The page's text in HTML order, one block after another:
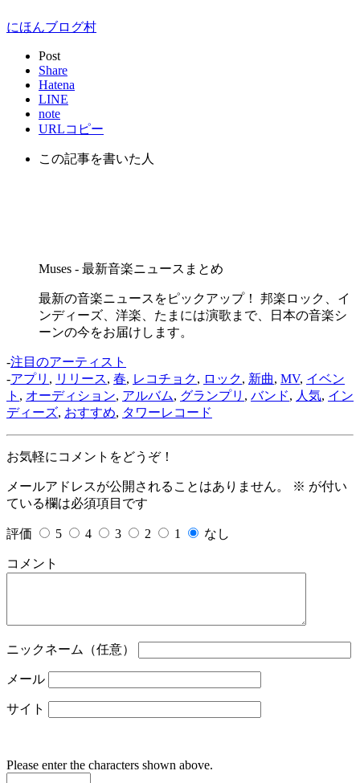
にほんブログ村
Post
Share
Hatena
LINE
note
URLコピー
この記事を書いた人
Muses - 最新音楽ニュースまとめ
最新の音楽ニュースをピックアップ！ 邦楽ロック、イ
ンディーズ、洋楽、たまには演歌まで、日本の音楽シ
ーンの今をお届けします。
-注目のアーティスト
-アプリ , リリース, 春, レコチョク, ロック, 新曲, MV, イベン
ト , オーディション, アルバム, グランプリ , バンド, 人気, イン
ディーズ, おすすめ, タワーレコード
お気軽にコメントをどうぞ！
メールアドレスが公開されることはありません。 ※ が付い
ている欄は必須項目です
評価 5 4 3 2 1 なし
コメント
ニックネーム（任意）
メール
サイト
Please enter the characters shown above.